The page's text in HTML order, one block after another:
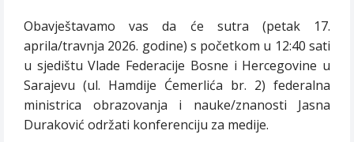
Obavještavamo vas da će sutra (petak 17.
aprila/travnja 2026. godine) s početkom u 12:40 sati
u sjedištu Vlade Federacije Bosne i Hercegovine u
Sarajevu (ul. Hamdije Ćemerlića br. 2) federalna
ministrica obrazovanja i nauke/znanosti Jasna
Duraković održati konferenciju za medije.